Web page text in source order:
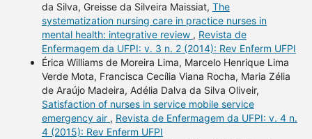
da Silva, Greisse da Silveira Maissiat, The
systematization nursing care in practice nurses in
mental health: integrative review , Revista de
Enfermagem da UFPI: v. 3 n. 2 (2014): Rev Enferm UFPI
Érica Williams de Moreira Lima, Marcelo Henrique Lima
Verde Mota, Francisca Cecília Viana Rocha, Maria Zélia
de Araújo Madeira, Adélia Dalva da Silva Oliveir,
Satisfaction of nurses in service mobile service
emergency air , Revista de Enfermagem da UFPI: v. 4 n.
4 (2015): Rev Enferm UFPI